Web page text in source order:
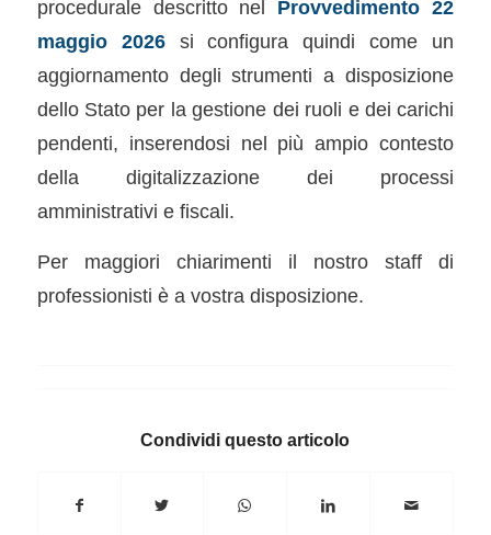
procedurale descritto nel Provvedimento 22
maggio 2026si configura quindi come un
aggiornamento degli strumenti a disposizione
dello Stato per la gestione dei ruoli e dei carichi
pendenti, inserendosi nel più ampio contesto
della digitalizzazione dei processi
amministrativi e fiscali.
Per maggiori chiarimenti il nostro staff di
professionisti è a vostra disposizione.
Condividi questo articolo